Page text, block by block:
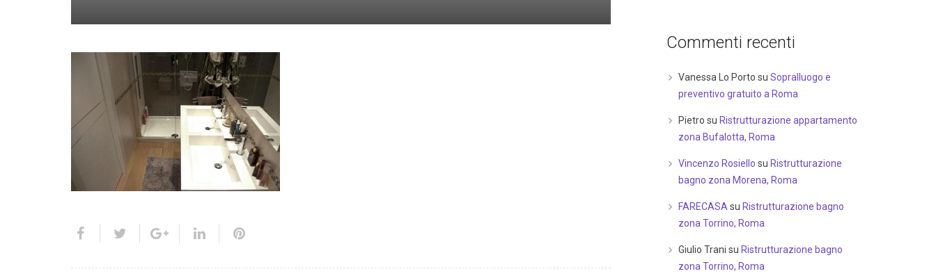
Commenti recenti
Vanessa Lo Porto su Sopralluogo e
preventivo gratuito a Roma
Pietro su Ristrutturazione appartamento
zona Bufalotta, Roma
Vincenzo Rosiello su Ristrutturazione
bagno zona Morena, Roma
FARECASA su Ristrutturazione bagno
zona Torrino, Roma
Giulio Trani su Ristrutturazione bagno
zona Torrino, Roma